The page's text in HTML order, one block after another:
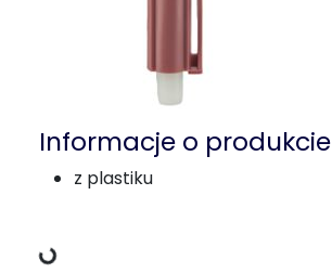
Informacje o produkcie
z plastiku
Dane ładowania